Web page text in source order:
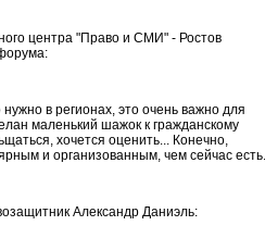
центра "Право и СМИ" - Ростов
в регионах, это очень важно для
маленький шажок к гражданскому
хочется оценить... Конечно,
и организованным, чем сейчас есть.
Александр Даниэль: